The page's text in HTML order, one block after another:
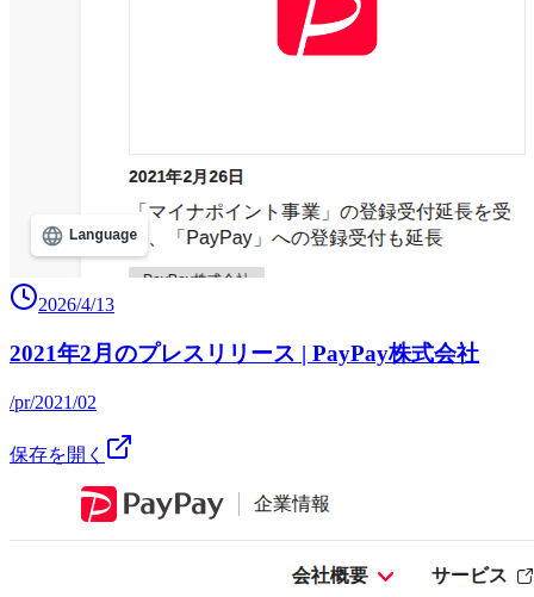
2026/4/13
2021年2月のプレスリリース | PayPay株式会社
/pr/2021/02
保存を開く